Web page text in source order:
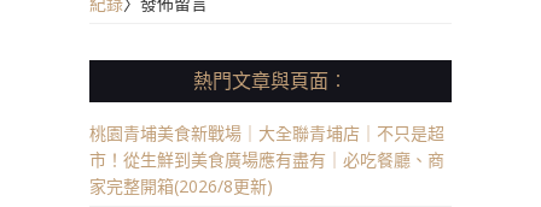
熱門文章與頁面︰
桃園青埔美食新戰場｜大全聯青埔店｜不只是超
市！從生鮮到美食廣場應有盡有｜必吃餐廳、商
家完整開箱(2026/8更新)